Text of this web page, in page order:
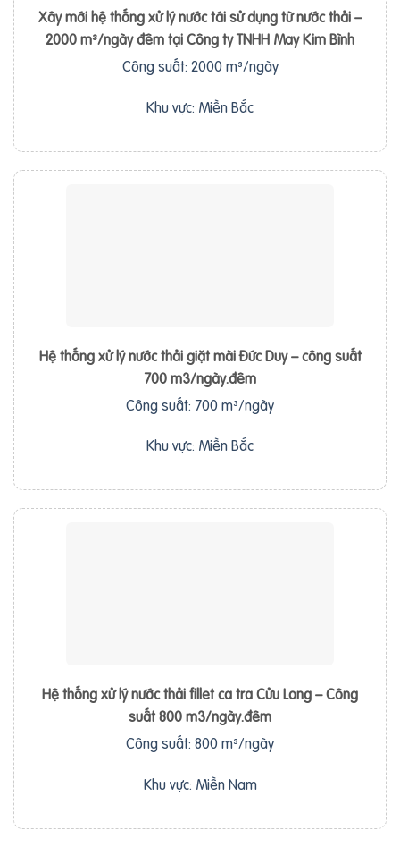
Xây mới hệ thống xử lý nước tái sử dụng từ nước thải –
2000 m³/ngày đêm tại Công ty TNHH May Kim Bình
Công suất: 2000 m³/ngày
Khu vực: Miền Bắc
Hệ thống xử lý nước thải giặt mài Đức Duy – công suất
700 m3/ngày.đêm
Công suất: 700 m³/ngày
Khu vực: Miền Bắc
Hệ thống xử lý nước thải fillet ca tra Cửu Long – Công
suất 800 m3/ngày.đêm
Công suất: 800 m³/ngày
Khu vực: Miền Nam